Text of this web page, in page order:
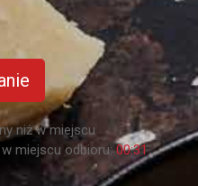
niż w miejscu
miejscu odbioru:00:31